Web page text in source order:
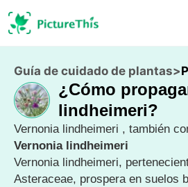
Guía de cuidado de plantas>
¿Cómo
lindheimeri?
Vernonia lindheimeri , también
Vernonia lindheimeri
Vernonia lindheimeri,
Asteraceae, prospera en suelos